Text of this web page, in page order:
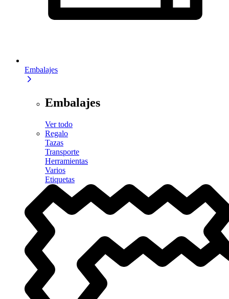
Embalajes
Embalajes
Ver todo
Regalo
Tazas
Transporte
Herramientas
Varios
Etiquetas